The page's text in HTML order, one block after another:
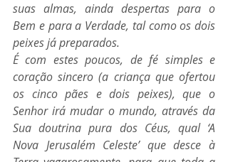
suas almas, ainda despertas para o
Bem e para a Verdade, tal como os dois
peixes já preparados.
É com estes poucos, de fé simples e
coração sincero (a criança que ofertou
os cinco pães e dois peixes), que o
Senhor irá mudar o mundo, através da
Sua doutrina pura dos Céus, qual ‘A
Nova Jerusalém Celeste’ que desce à